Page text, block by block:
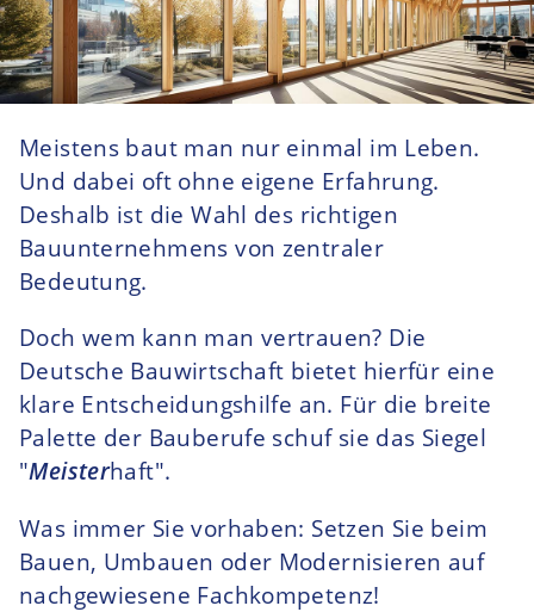
Meistens baut man nur einmal im Leben.
Und dabei oft ohne eigene Erfahrung.
Deshalb ist die Wahl des richtigen
Bauunternehmens von zentraler
Bedeutung.
Doch wem kann man vertrauen? Die
Deutsche Bauwirtschaft bietet hierfür eine
klare Entscheidungshilfe an. Für die breite
Palette der Bauberufe schuf sie das Siegel
"Meisterhaft".
Was immer Sie vorhaben: Setzen Sie beim
Bauen, Umbauen oder Modernisieren auf
nachgewiesene Fachkompetenz!